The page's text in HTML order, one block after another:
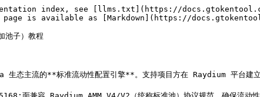
index, see [llms.txt](https://
is available as [Markdown](https://
池子）教程
主流的**标准流动性配置引擎**。支持项目方在 Raydium 平台建立